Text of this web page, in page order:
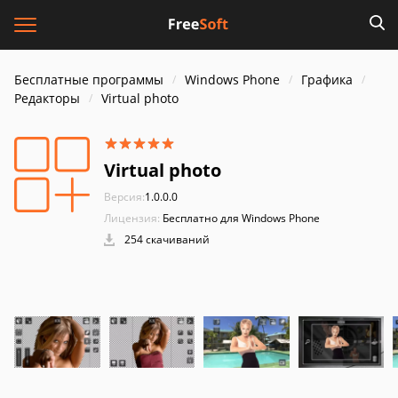
Бесплатные программы Windows Phone
Графика
Редакторы
Virtual photo
Virtual photo
Версия:1.0.0.0
Лицензия: Бесплатно для Windows Phone
254 скачиваний